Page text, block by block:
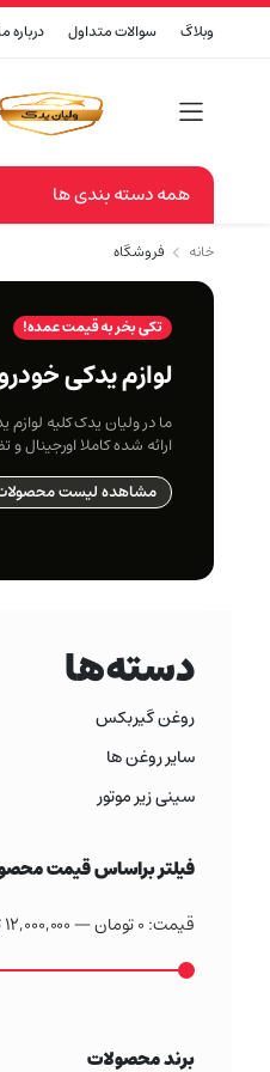
وبلاگ سوالات متداول درباره
همه دسته بندی ها
خانه فروشگاه
تکی بخر به قیمت عمده!
لوازم یدکی
ما در ولیان یدک کلیه
ارائه شده کاملا اورجینال
مشاهده لیست
دسته‌ها
روغن گیربکس
سایر روغن ها
سینی زیر موتور
فیلتر براساس قیمت
قیمت: 0 تومان —12,000,000 تومان
برند محصولات